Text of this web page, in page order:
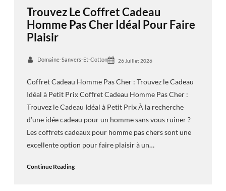
Trouvez Le Coffret Cadeau
Homme Pas Cher Idéal Pour Faire
Plaisir
Domaine-Sanvers-Et-Cotton 26 Juillet 2026
Coffret Cadeau Homme Pas Cher : Trouvez le Cadeau
Idéal à Petit Prix Coffret Cadeau Homme Pas Cher :
Trouvez le Cadeau Idéal à Petit Prix À la recherche
d’une idée cadeau pour un homme sans vous ruiner ?
Les coffrets cadeaux pour homme pas chers sont une
excellente option pour faire plaisir à un…
Continue Reading